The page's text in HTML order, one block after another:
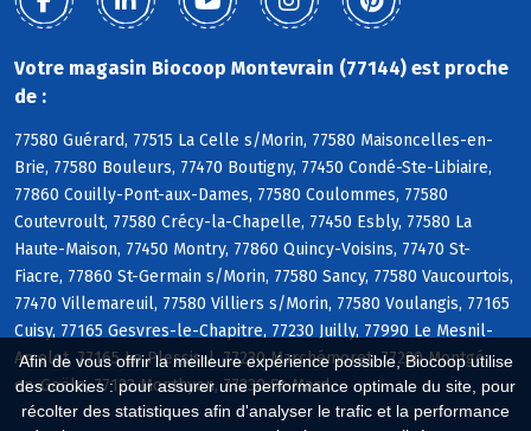
Afin de vous offrir la meilleure expérience possible, Biocoop utilise
des cookies : pour assurer une performance optimale du site, pour
récolter des statistiques afin d'analyser le trafic et la performance
Votre magasin Biocoop Montevrain (77144) est proche
de :
77580 Guérard, 77515 La Celle s/Morin, 77580 Maisoncelles-en-
Brie, 77580 Bouleurs, 77470 Boutigny, 77450 Condé-Ste-Libiaire,
77860 Couilly-Pont-aux-Dames, 77580 Coulommes, 77580
Coutevroult, 77580 Crécy-la-Chapelle, 77450 Esbly, 77580 La
Haute-Maison, 77450 Montry, 77860 Quincy-Voisins, 77470 St-
Fiacre, 77860 St-Germain s/Morin, 77580 Sancy, 77580 Vaucourtois,
77470 Villemareuil, 77580 Villiers s/Morin, 77580 Voulangis, 77165
Cuisy, 77165 Gesvres-le-Chapitre, 77230 Juilly, 77990 Le Mesnil-
Amelot, 77165 Le Plessis-l, 77230 Marchémoret, 77230 Montgé-
en-Goële, 77122 Monthyon, 77230 St-Mard